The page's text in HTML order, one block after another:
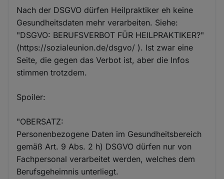
Nach der DSGVO dürfen Heilpraktiker eh keine
Gesundheitsdaten mehr verarbeiten. Siehe:
"DSGVO: BERUFSVERBOT FÜR HEILPRAKTIKER?"
(https://sozialeunion.de/dsgvo/ ). Ist zwar eine
Seite, die gegen das Verbot ist, aber die Infos
stimmen trotzdem.
Spoiler:
"OBERSATZ:
Personenbezogene Daten im Gesundheitsbereich
gemäß Art. 9 Abs. 2 h) DSGVO dürfen nur von
Fachpersonal verarbeitet werden, welches dem
Berufsgeheimnis unterliegt.